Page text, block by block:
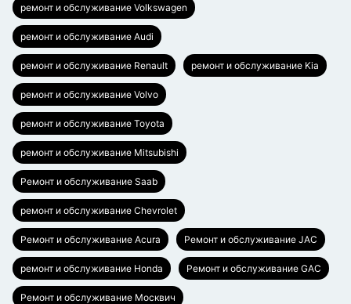
ремонт и обслуживание Volkswagen
ремонт и обслуживание Audi
ремонт и обслуживание Renault ремонт и обслуживание Kia
ремонт и обслуживание Volvo
ремонт и обслуживание Toyota
ремонт и обслуживание Mitsubishi
Ремонт и обслуживание Saab
ремонт и обслуживание Chevrolet
Ремонт и обслуживание Acura Ремонт и обслуживание JAC
ремонт и обслуживание Honda Ремонт и обслуживание GAC
Ремонт и обслуживание Москвич